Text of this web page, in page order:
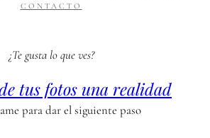
CONTACTO
¿Te gusta lo que ves?
tus fotos una realidad
para dar el siguiente paso